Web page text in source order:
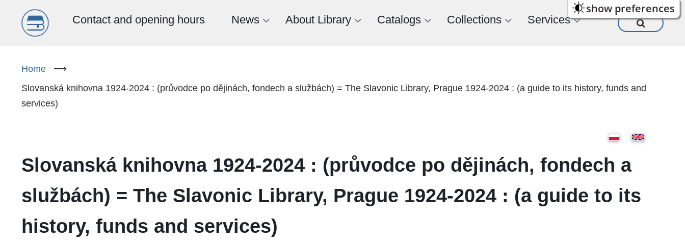
content
show preferences
Menu
(EN)
Contact and opening hours News About Library Catalogs Collections Services
Home
⟶
Slovanská knihovna 1924-2024 : (průvodce po dějinách, fondech a službách) = The Slavonic Library, Prague 1924-2024 : (a guide to its history, funds and
services)
Slovanská knihovna 1924-2024 : (průvodce po dějinách, fondech a
službách) = The Slavonic Library, Prague 1924-2024 : (a guide to its
history, funds and services)